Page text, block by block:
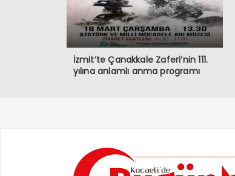
İzmit’te Çanakkale Zaferi’nin 111.
yılına anlamlı anma programı